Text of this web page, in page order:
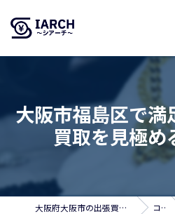
大阪市福島区で満
買取を見極め
大阪府大阪市の出張買取ならSIARCH～シアーチ～ コラム